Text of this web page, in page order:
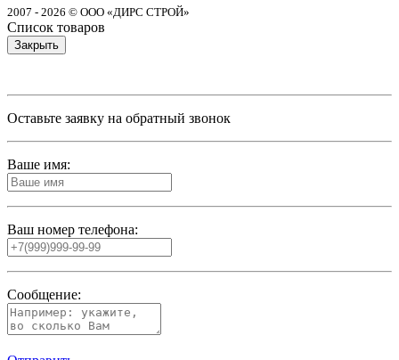
2007 - 2026 © ООО «ДИРС СТРОЙ»
Список товаров
Закрыть
Оставьте заявку на обратный звонок
Ваше имя:
Ваш номер телефона:
Сообщение: